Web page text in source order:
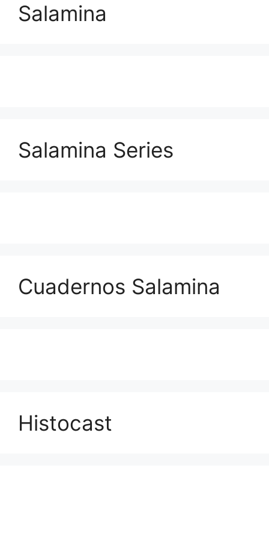
Salamina
Salamina Series
Cuadernos Salamina
Histocast